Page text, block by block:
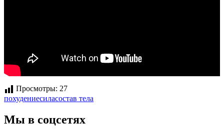
Просмотры: 27
Метки:
похудениесиласостав тела
Мы в соцсетях